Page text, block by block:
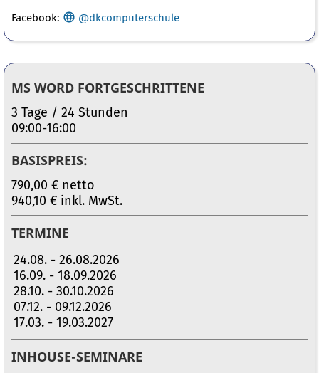
Facebook: @dkcomputerschule
MS WORD FORTGESCHRITTENE
3 Tage / 24 Stunden
09:00-16:00
BASISPREIS:
790,00 € netto
940,10 € inkl. MwSt.
TERMINE
24.08. - 26.08.2026
16.09. - 18.09.2026
28.10. - 30.10.2026
07.12. - 09.12.2026
17.03. - 19.03.2027
INHOUSE-SEMINARE